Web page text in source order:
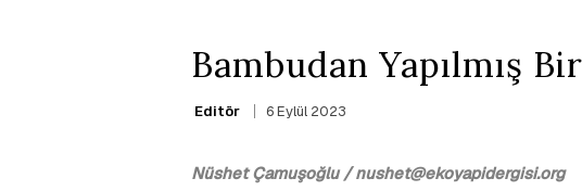
Bambudan Yapılmış
Editör 6 Eylül 2023
Nüshet Çamuşoğlu / nushet@ekoyapidergisi.org